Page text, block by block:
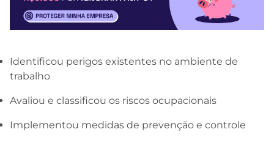
Identificou perigos existentes no ambiente de
trabalho
Avaliou e classificou os riscos ocupacionais
Implementou medidas de prevenção e controle